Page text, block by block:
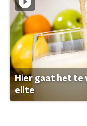
Hier gaat het te
elite